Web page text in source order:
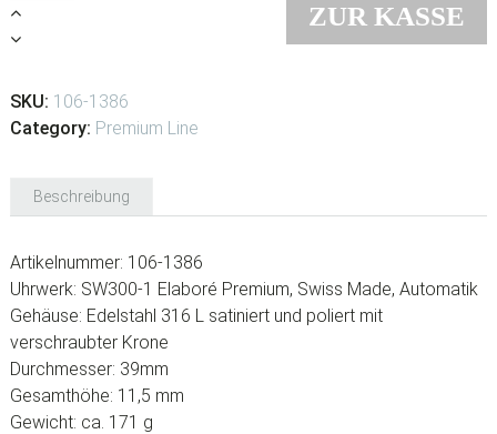
ZUR KASSE
SKU: 106-1386
Category: Premium Line
Beschreibung
Artikelnummer: 106-1386
Uhrwerk: SW300-1 Elaboré Premium, Swiss Made, Automatik
Gehäuse: Edelstahl 316 L satiniert und poliert mit
verschraubter Krone
Durchmesser: 39mm
Gesamthöhe: 11,5 mm
Gewicht: ca. 171 g